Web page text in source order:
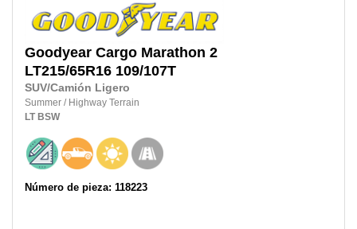
Goodyear Cargo Marathon 2
LT215/65R16 109/107T
SUV/Camión Ligero
Summer / Highway Terrain
LT BSW
Número de pieza: 118223